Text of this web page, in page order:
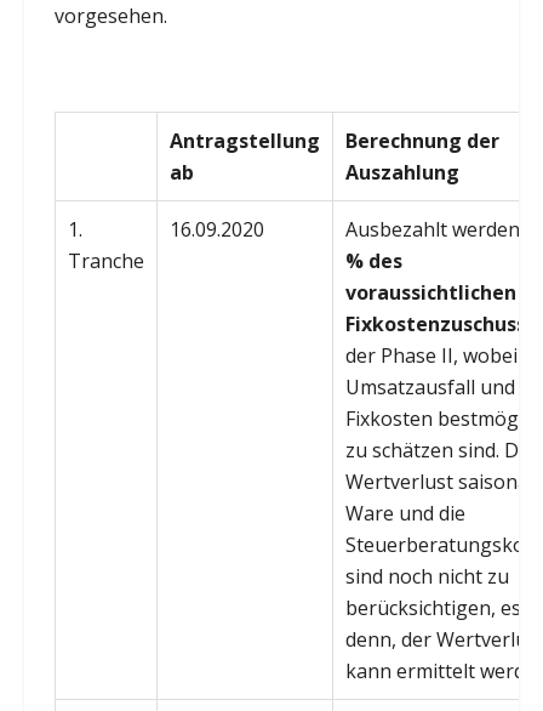
vorgesehen.
Antragstellung
ab
Berechnung der
Auszahlung
1.
Tranche
16.09.2020 Ausbezahlt werden
% des
voraussichtlichen
Fixkostenzuschusse
der Phase II, wobei
Umsatzausfall und
Fixkosten
zu schätzen sind. Der
Wertverlust
Ware und die
sind noch nicht zu
berücksichtigen, es
denn, der Wertverlust
kann ermittelt